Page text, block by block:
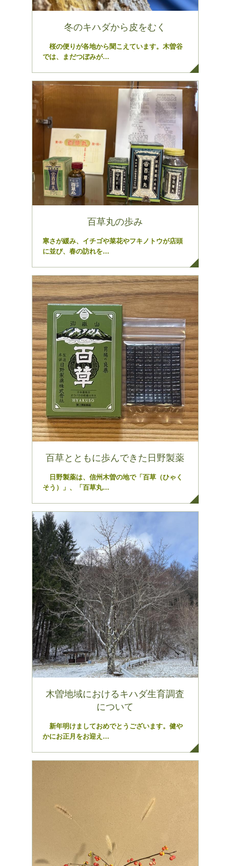
冬のキハダから皮をむく
桜の便りが各地から聞こえています。木曽谷
では、まだつぼみが…
百草丸の歩み
寒さが緩み、イチゴや菜花やフキノトウが店頭
に並び、春の訪れを…
百草とともに歩んできた日野製薬
日野製薬は、信州木曽の地で「百草（ひゃく
そう）」、「百草丸…
木曽地域におけるキハダ生育調査
について
新年明けましておめでとうございます。健や
かにお正月をお迎え…